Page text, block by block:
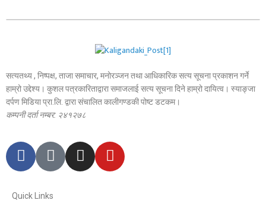
सत्यतथ्य , निष्पक्ष, ताजा समाचार, मनोरञ्जन तथा आधिकारिक सत्य सूचना प्रकाशन गर्ने
हाम्रो उद्देश्य। कुशल पत्रकारिताद्वारा समाजलाई सत्य सूचना दिने हाम्रो दायित्व। स्याङ्जा
दर्पण मिडिया प्रा.लि. द्वारा संचालित कालीगण्डकी पोष्ट डटकम।
कम्पनी दर्ता नम्बर: २४१२७८
Quick Links